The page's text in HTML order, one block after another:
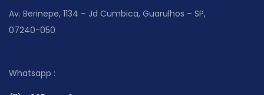
Av. Berinepe, 1134 – Jd Cumbica, Guarulhos – SP,
07240-050
Whatsapp :